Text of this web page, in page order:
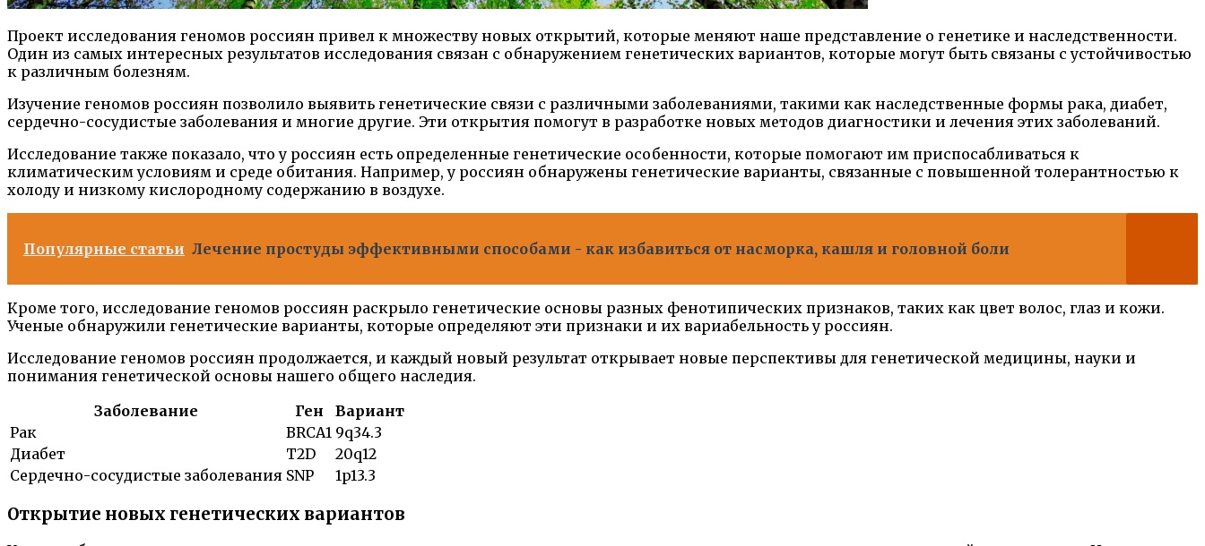
Проект исследования геномов россиян привел к множеству новых открытий, которые меняют наше представление о генетике и наследственности.
Один из самых интересных результатов исследования связан с обнаружением генетических вариантов, которые могут быть связаны с устойчивостью
к различным болезням.
Изучение геномов россиян позволило выявить генетические связи с различными заболеваниями, такими как наследственные формы рака, диабет,
сердечно-сосудистые заболевания и многие другие. Эти открытия помогут в разработке новых методов диагностики и лечения этих заболеваний.
Исследование также показало, что у россиян есть определенные генетические особенности, которые помогают им приспосабливаться к
климатическим условиям и среде обитания. Например, у россиян обнаружены генетические варианты, связанные с повышенной толерантностью к
холоду и низкому кислородному содержанию в воздухе.
Популярные статьи Лечение простуды эффективными способами - как избавиться от насморка, кашля и головной боли
Кроме того, исследование геномов россиян раскрыло генетические основы разных фенотипических признаков, таких как цвет волос, глаз и кожи.
Ученые обнаружили генетические варианты, которые определяют эти признаки и их вариабельность у россиян.
Исследование геномов россиян продолжается, и каждый новый результат открывает новые перспективы для генетической медицины, науки и
понимания генетической основы нашего общего наследия.
Заболевание
Ген
Вариант
Рак
BRCA1 9q34.3
Диабет
T2D
20q12
Сердечно-сосудистые заболевания SNP 1p13.3
Открытие новых генетических вариантов